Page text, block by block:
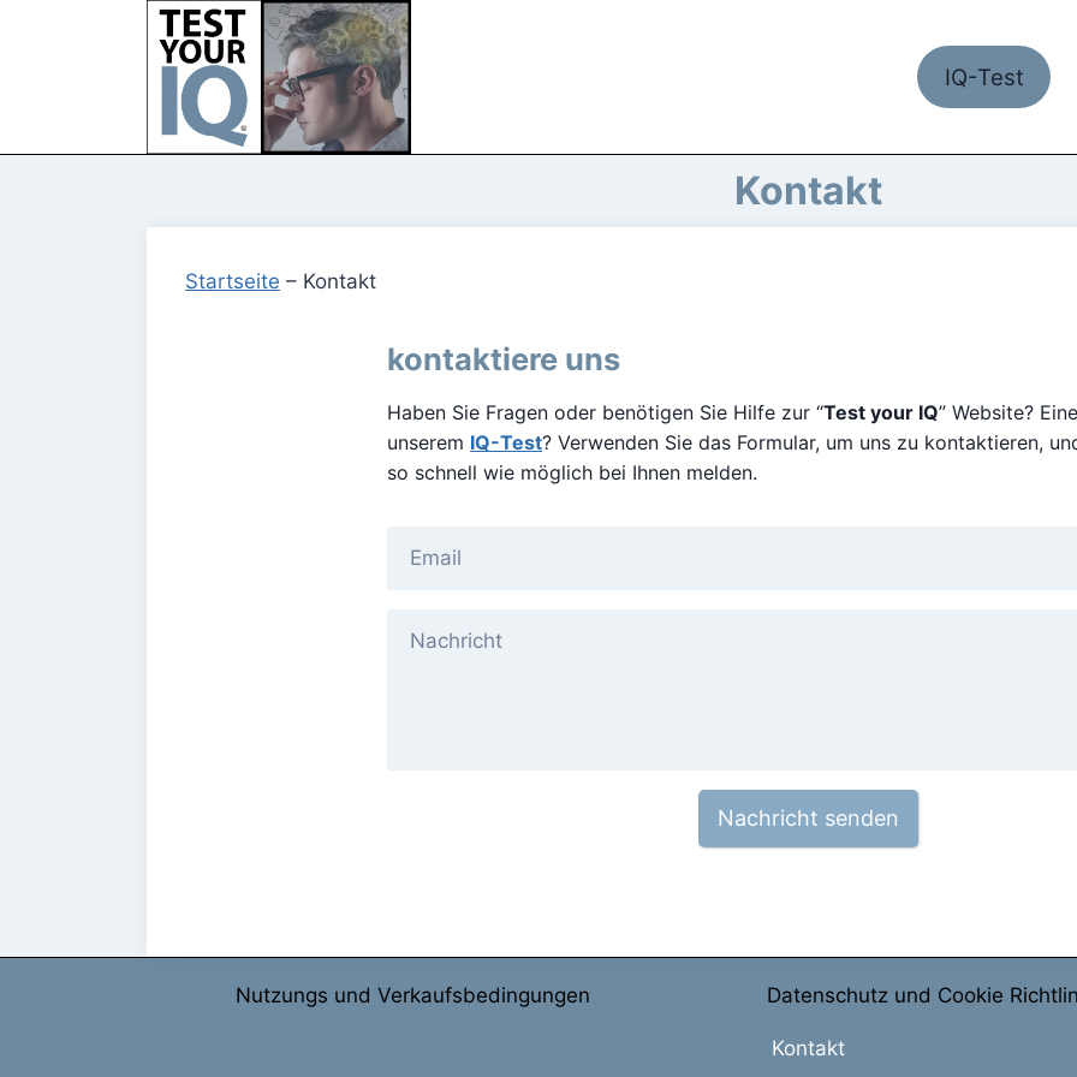
IQ-Test
Kontakt
Startseite – Kontakt
kontaktiere uns
Haben Sie Fragen oder benötigen Sie Hilfe zur “Test your IQ” Website?
unserem IQ-Test? Verwenden Sie das Formular, um uns zu kontaktieren,
so schnell wie möglich bei Ihnen melden.
Nachricht senden
Nutzungs und Verkaufsbedingungen Datenschutz und Cookie
Kontakt